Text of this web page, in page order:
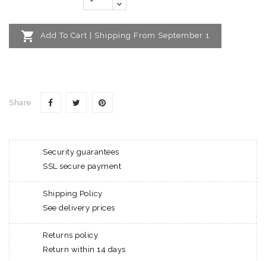
 Add To Cart | Shipping From September 1
Share
Security guarantees
SSL secure payment
Shipping Policy
See delivery prices
Returns policy
Return within 14 days